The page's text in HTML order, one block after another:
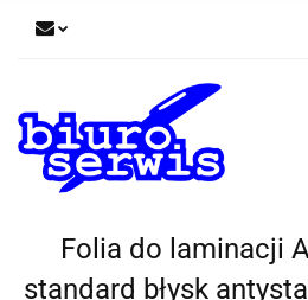
Folia do laminacji
standard błysk